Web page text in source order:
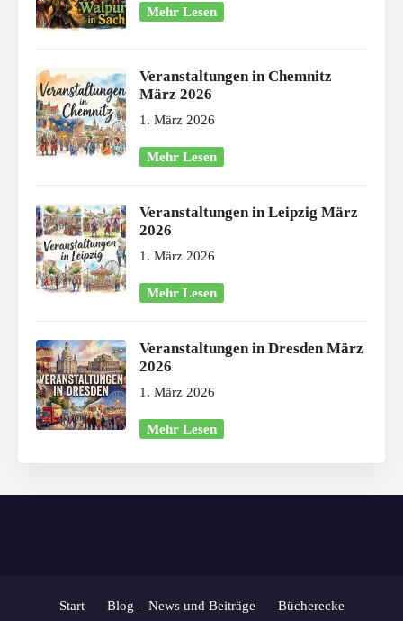
Mehr Lesen
Veranstaltungen in Chemnitz
März 2026
1. März 2026
Mehr Lesen
Veranstaltungen in Leipzig März
2026
1. März 2026
Mehr Lesen
Veranstaltungen in Dresden März
2026
1. März 2026
Mehr Lesen
Start Blog – News und Beiträge Bücherecke